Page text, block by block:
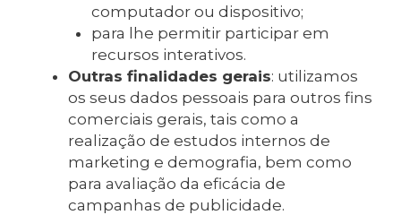
computador ou dispositivo;
para lhe permitir participar em
recursos interativos.
Outras finalidades gerais: utilizamos
os seus dados pessoais para outros fins
comerciais gerais, tais como a
realização de estudos internos de
marketing e demografia, bem como
para avaliação da eficácia de
campanhas de publicidade.